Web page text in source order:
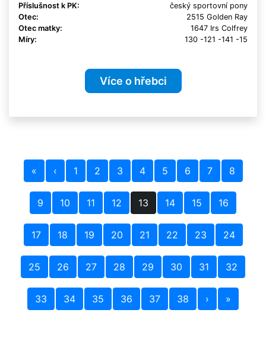
Příslušnost k PK:
český sportovní pony
Otec:
2515 Golden Ray
Otec matky:
1647 Irs Colfrey
Míry:
130 -121 -141 -15
Více o hřebci
« ‹ 1 2 3 4 5 6 7 8
9 10 11 12 13 14 15 16
17 18 19 20 21 22 23 24
25 26 27 28 29 30 31 32
33 34 35 36 37 38 › »